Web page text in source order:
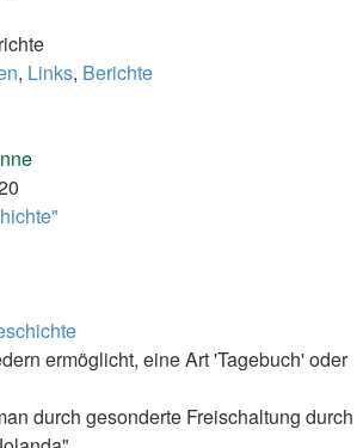
, Links, Berichte
Neuester
ermöglicht, eine Art 'Tagebuch' oder
durch gesonderte Freischaltung durch